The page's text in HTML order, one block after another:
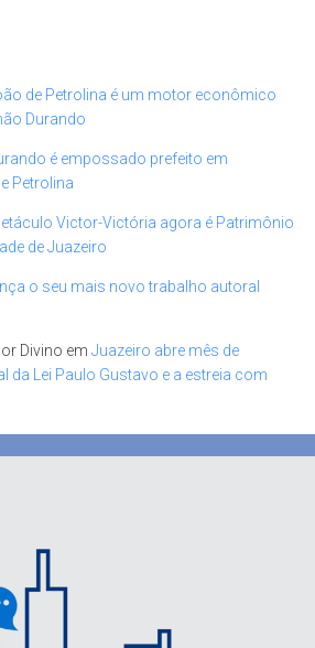
de Petrolina é um motor econômico
Durando
é empossado prefeito em
Petrolina
Victor-Victória agora é Patrimônio
de Juazeiro
o seu mais novo trabalho autoral
Divino em Juazeiro abre mês de
da Lei Paulo Gustavo e a estreia com